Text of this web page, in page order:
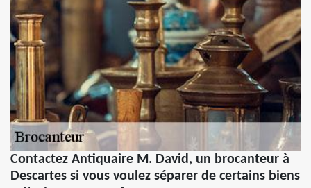
Contactez Antiquaire M. David, un brocanteur à
Descartes si vous voulez séparer de certains biens